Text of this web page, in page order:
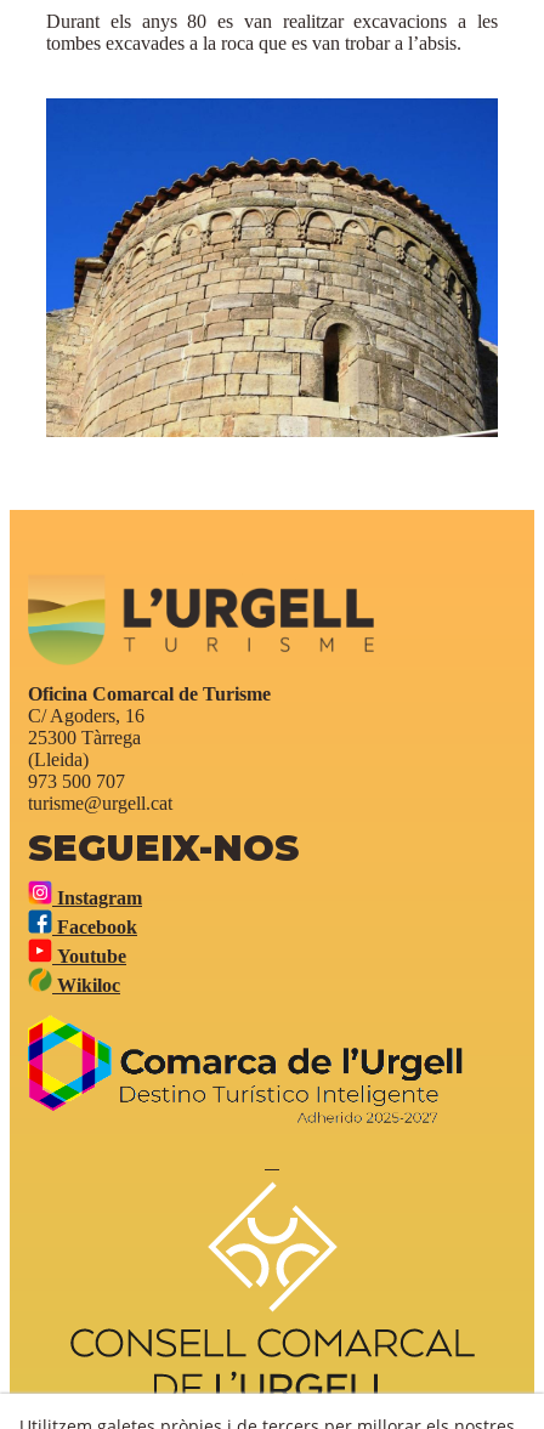
Durant els anys 80 es van realitzar excavacions a les
tombes excavades a la roca que es van trobar a l’absis.
Oficina Comarcal de Turisme
C/ Agoders, 16
25300 Tàrrega
(Lleida)
973 500 707
turisme@urgell.cat
SEGUEIX-NOS
Instagram
Facebook
Youtube
Wikiloc